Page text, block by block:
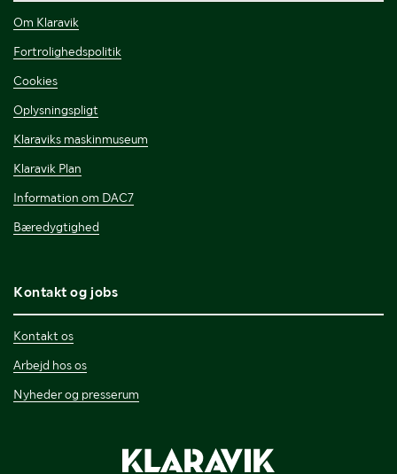
Om Klaravik
Fortrolighedspolitik
Cookies
Oplysningspligt
Klaraviks maskinmuseum
Klaravik Plan
Information om DAC7
Bæredygtighed
Kontakt og jobs
Kontakt os
Arbejd hos os
Nyheder og presserum